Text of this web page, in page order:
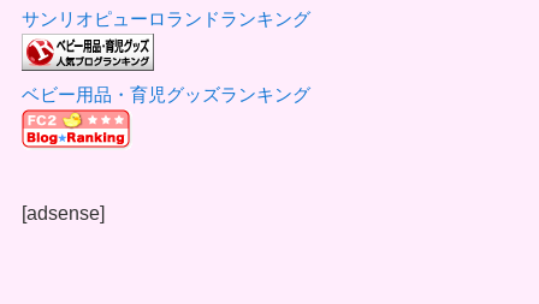
サンリオピューロランドランキング
ベビー用品・育児グッズランキング
[adsense]